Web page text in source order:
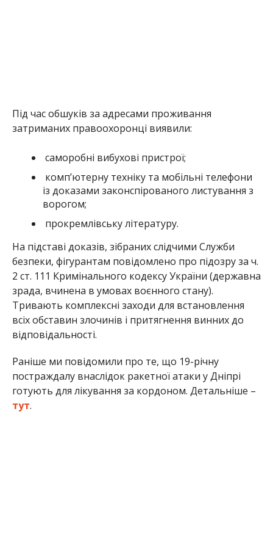
Під час обшуків за адресами проживання
затриманих правоохоронці виявили:
​саморобні вибухові пристрої;
​комп’ютерну техніку та мобільні телефони
із доказами законспірованого листування з
ворогом;
​прокремлівську літературу.
На підставі доказів, зібраних слідчими Служби
безпеки, фігурантам повідомлено про підозру за ч.
2 ст. 111 Кримінального кодексу України (державна
зрада, вчинена в умовах воєнного стану).
Тривають комплексні заходи для встановлення
всіх обставин злочинів і притягнення винних до
відповідальності.
Раніше ми повідомили про те, що 19-річну
постраждалу внаслідок ракетної атаки у Дніпрі
готують для лікування за кордоном. Детальніше –
тут.